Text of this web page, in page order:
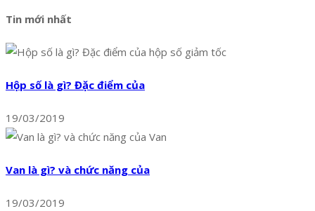
Tin mới nhất
Hộp số là gì? Đặc điểm của
19/03/2019
Van là gì? và chức năng của
19/03/2019